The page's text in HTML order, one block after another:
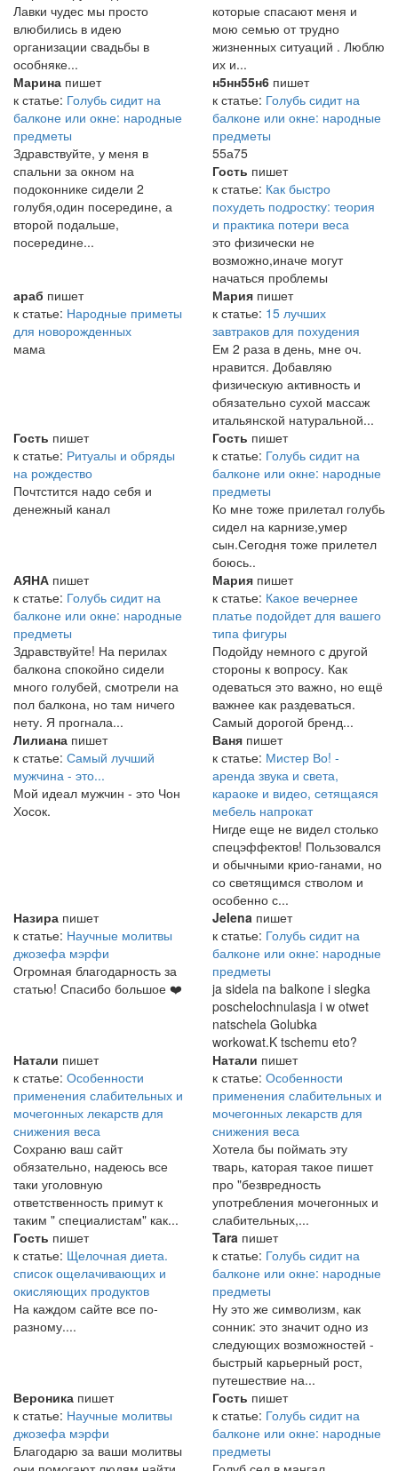
Лавки чудес мы просто
влюбились в идею
организации свадьбы в
особняке...
которые спасают меня и
мою семью от трудно
жизненных ситуаций . Люблю
их и...
Марина пишет
к статье: Голубь сидит на
балконе или окне: народные
предметы
Здравствуйте, у меня в
спальни за окном на
подоконнике сидели 2
голубя,один посередине, а
второй подальше,
посередине...
н5нн55н6 пишет
к статье: Голубь сидит на
балконе или окне: народные
предметы
55а75
Гость пишет
к статье: Как быстро
похудеть подростку: теория
и практика потери веса
это физически не
возможно,иначе могут
начаться проблемы
араб пишет
к статье: Народные приметы
для новорожденных
мама
Мария пишет
к статье: 15 лучших
завтраков для похудения
Ем 2 раза в день, мне оч.
нравится. Добавляю
физическую активность и
обязательно сухой массаж
итальянской натуральной...
Гость пишет
к статье: Ритуалы и обряды
на рождество
Почтстится надо себя и
денежный канал
Гость пишет
к статье: Голубь сидит на
балконе или окне: народные
предметы
Ко мне тоже прилетал голубь
сидел на карнизе,умер
сын.Сегодня тоже прилетел
боюсь..
АЯНА пишет
к статье: Голубь сидит на
балконе или окне: народные
предметы
Здравствуйте! На перилах
балкона спокойно сидели
много голубей, смотрели на
пол балкона, но там ничего
нету. Я прогнала...
Мария пишет
к статье: Какое вечернее
платье подойдет для вашего
типа фигуры
Подойду немного с другой
стороны к вопросу. Как
одеваться это важно, но ещё
важнее как раздеваться.
Самый дорогой бренд...
Лилиана пишет
к статье: Самый лучший
мужчина - это...
Мой идеал мужчин - это Чон
Хосок.
Ваня пишет
к статье: Мистер Во! -
аренда звука и света,
караоке и видео, сетящаяся
мебель напрокат
Нигде еще не видел столько
спецэффектов! Пользовался
и обычными крио-ганами, но
со светящимся стволом и
особенно с...
Назира пишет
к статье: Научные молитвы
джозефа мэрфи
Огромная благодарность за
статью! Спасибо большое ❤️
Jelena пишет
к статье: Голубь сидит на
балконе или окне: народные
предметы
ja sidela na balkone i slegka
poschelochnulasja i w otwet
natschela Golubka
workowat.K tschemu eto?
Натали пишет
к статье: Особенности
применения слабительных и
мочегонных лекарств для
снижения веса
Сохраню ваш сайт
обязательно, надеюсь все
таки уголовную
ответственность примут к
таким " специалистам" как...
Натали пишет
к статье: Особенности
применения слабительных и
мочегонных лекарств для
снижения веса
Хотела бы поймать эту
тварь, каторая такое пишет
про "безвредность
употребления мочегонных и
слабительных,...
Гость пишет
к статье: Щелочная диета.
список ощелачивающих и
окисляющих продуктов
На каждом сайте все по-
разному....
Tara пишет
к статье: Голубь сидит на
балконе или окне: народные
предметы
Ну это же символизм, как
сонник: это значит одно из
следующих возможностей -
быстрый карьерный рост,
путешествие на...
Вероника пишет
к статье: Научные молитвы
джозефа мэрфи
Благодарю за ваши молитвы
Гость пишет
к статье: Голубь сидит на
балконе или окне: народные
предметы